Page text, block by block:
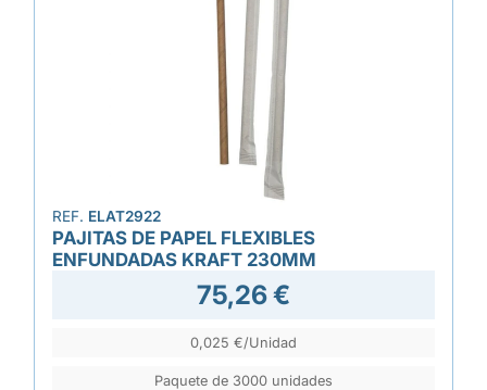
REF. ELAT2922
PAJITAS DE PAPEL FLEXIBLES
ENFUNDADAS KRAFT 230MM
75,26 €
0,025 €/Unidad
Paquete de 3000 unidades